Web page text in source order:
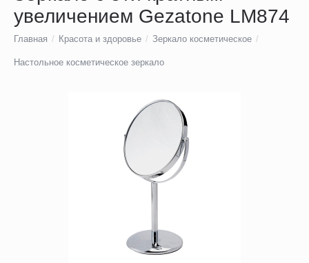
увеличением Gezatone LM874
Главная / Красота и здоровье / Зеркало косметическое /
Настольное косметическое зеркало